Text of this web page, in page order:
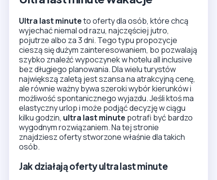
Ultra last minuteto oferty dla osób, które chcą
wyjechać niemal od razu, najczęściej jutro,
pojutrze albo za 3 dni. Tego typu propozycje
cieszą się dużym zainteresowaniem, bo pozwalają
szybko znaleźć wypoczynek w hotelu all inclusive
bez długiego planowania. Dla wielu turystów
największą zaletą jest szansa na atrakcyjną cenę,
ale równie ważny bywa szeroki wybór kierunków i
możliwość spontanicznego wyjazdu. Jeśli ktoś ma
elastyczny urlop i może podjąć decyzję w ciągu
kilku godzin, ultra last minute potrafi być bardzo
wygodnym rozwiązaniem. Na tej stronie
znajdziesz oferty stworzone właśnie dla takich
osób.
Jak działają oferty ultra last minute